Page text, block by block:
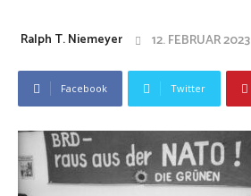
Ralph T. Niemeyer 12. FEBRUAR 2023
Facebook Twitter